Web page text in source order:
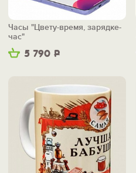
5 790 Р
Часы "Цвету-время, зарядке-
час"